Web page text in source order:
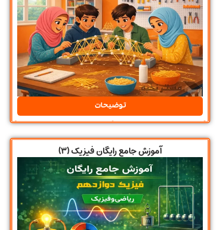
توضیحات
آموزش جامع رایگان فیزیک (۳)